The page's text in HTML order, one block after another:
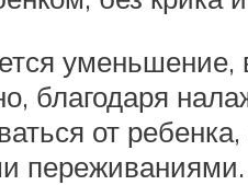
уменьшение,
благодаря
от ребенка,
переживаниями.